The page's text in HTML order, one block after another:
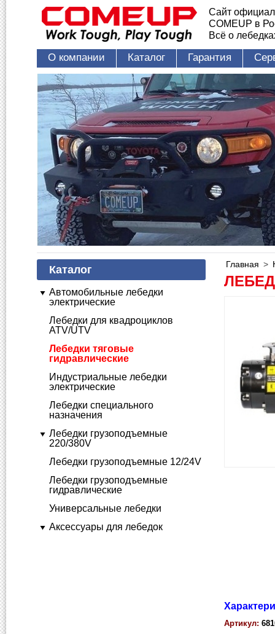
Сайт
COMEUP в
Всё о
О компании Каталог Гарантия
Каталог
Автомобильные лебедки
электрические
Лебедки для квадроциклов
ATV/UTV
Лебедки тяговые
гидравлические
Индустриальные лебедки
электрические
Лебедки специального
назначения
Лебедки грузоподъемные
220/380V
Лебедки грузоподъемные 12/24V
Лебедки грузоподъемные
гидравлические
Универсальные лебедки
Аксессуары для лебедок
Главная >
Артикул: